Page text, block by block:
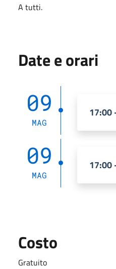
A tutti.
Date e orari
09
MAG
17:00
09
MAG
17:00
Costo
Gratuito